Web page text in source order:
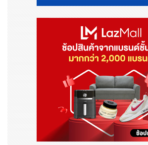
- เส้นทาง : สถานีชลบุรี ประเทศไทย -
ประเทศลาว
- ระยะทางการขนส่ง : ประมาณ 650 กิโลเ
- รายละเอียดการขนส่ง : การขนส่งสาธิ
คอนเทนเนอร์ของเอ็นเอ็กซ์ กรุ๊ป
- สินค้าที่บรรทุก : พาเลทเหล็ก 16 พาเ
ณ์บันทึกข้อมูล
- รายการตรวจสอบหลัก : การผ่านพิธีก
ารขนส่ง แรงสั่นสะเทือน ระยะเวลาในก
ส่ง เอกสารที่เกี่ยวข้องกับการขนส่งทาง